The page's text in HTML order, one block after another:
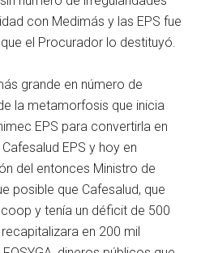
con Medimás y las EPS fue
el Procurador lo destituyó.
grande en número de
la metamorfosis que inicia
EPS para convertirla en
EPS y hoy en
del entonces Ministro de
posible que Cafesalud, que
y tenía un déficit de 500
en 200 mil